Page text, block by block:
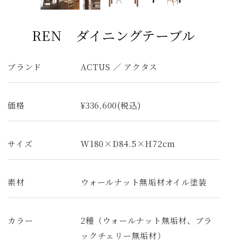
REN ダイニングテーブル
ブランド ACTUS ／ アクタス
価格 ¥336,600(税込)
サイズ W180×D84.5×H72cm
素材 ウォールナット無垢材オイル塗装
カラー
2種（ウォールナット無垢材、ブラ
ックチェリー無垢材）